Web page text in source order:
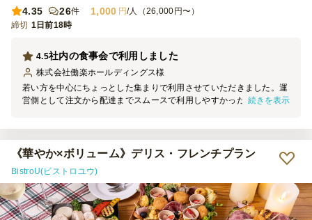
4.35
26件 1,000 円/人（26,000円〜）
締切 1日前18時
社内の食事会で利用しました
4.5
株式会社働楽ホールディングス様
若い方を中心にちょっとした集まりで利用させていただきました。運
営側として注文から配達までスムースで利用しやすかったです。ま
続きを表示
《華やか×ボリューム》デリス・フレンチプラン
BistroU(ビストロユウ)